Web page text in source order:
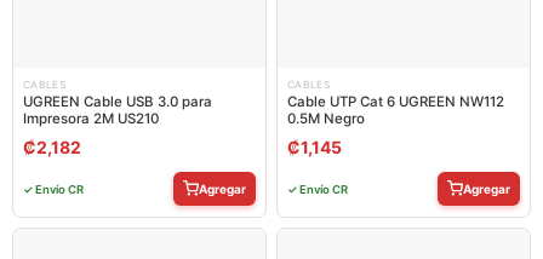
CABLES
UGREEN Cable USB 3.0 para
Impresora 2M US210
₡2,182
✓ Envío CR Agregar
CABLES
Cable UTP Cat 6 UGREEN NW112
0.5M Negro
₡1,145
✓ Envío CR Agregar